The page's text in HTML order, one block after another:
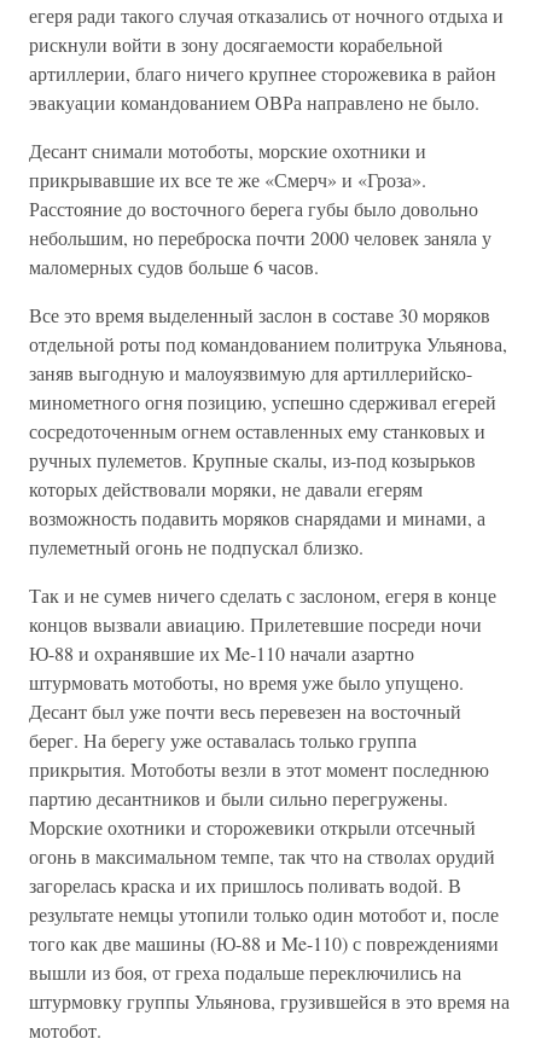
егеря ради такого случая отказались от ночного отдыха и
рискнули войти в зону досягаемости корабельной
артиллерии, благо ничего крупнее сторожевика в район
эвакуации командованием ОВРа направлено не было.
Десант снимали мотоботы, морские охотники и
прикрывавшие их все те же «Смерч» и «Гроза».
Расстояние до восточного берега губы было довольно
небольшим, но переброска почти 2000 человек заняла у
маломерных судов больше 6 часов.
Все это время выделенный заслон в составе 30 моряков
отдельной роты под командованием политрука Ульянова,
заняв выгодную и малоуязвимую для артиллерийско-
минометного огня позицию, успешно сдерживал егерей
сосредоточенным огнем оставленных ему станковых и
ручных пулеметов. Крупные скалы, из-под козырьков
которых действовали моряки, не давали егерям
возможность подавить моряков снарядами и минами, а
пулеметный огонь не подпускал близко.
Так и не сумев ничего сделать с заслоном, егеря в конце
концов вызвали авиацию. Прилетевшие посреди ночи
Ю-88 и охранявшие их Me-110 начали азартно
штурмовать мотоботы, но время уже было упущено.
Десант был уже почти весь перевезен на восточный
берег. На берегу уже оставалась только группа
прикрытия. Мотоботы везли в этот момент последнюю
партию десантников и были сильно перегружены.
Морские охотники и сторожевики открыли отсечный
огонь в максимальном темпе, так что на стволах орудий
загорелась краска и их пришлось поливать водой. В
результате немцы утопили только один мотобот и, после
того как две машины (Ю-88 и Me-110) с повреждениями
вышли из боя, от греха подальше переключились на
штурмовку группы Ульянова, грузившейся в это время на
мотобот.